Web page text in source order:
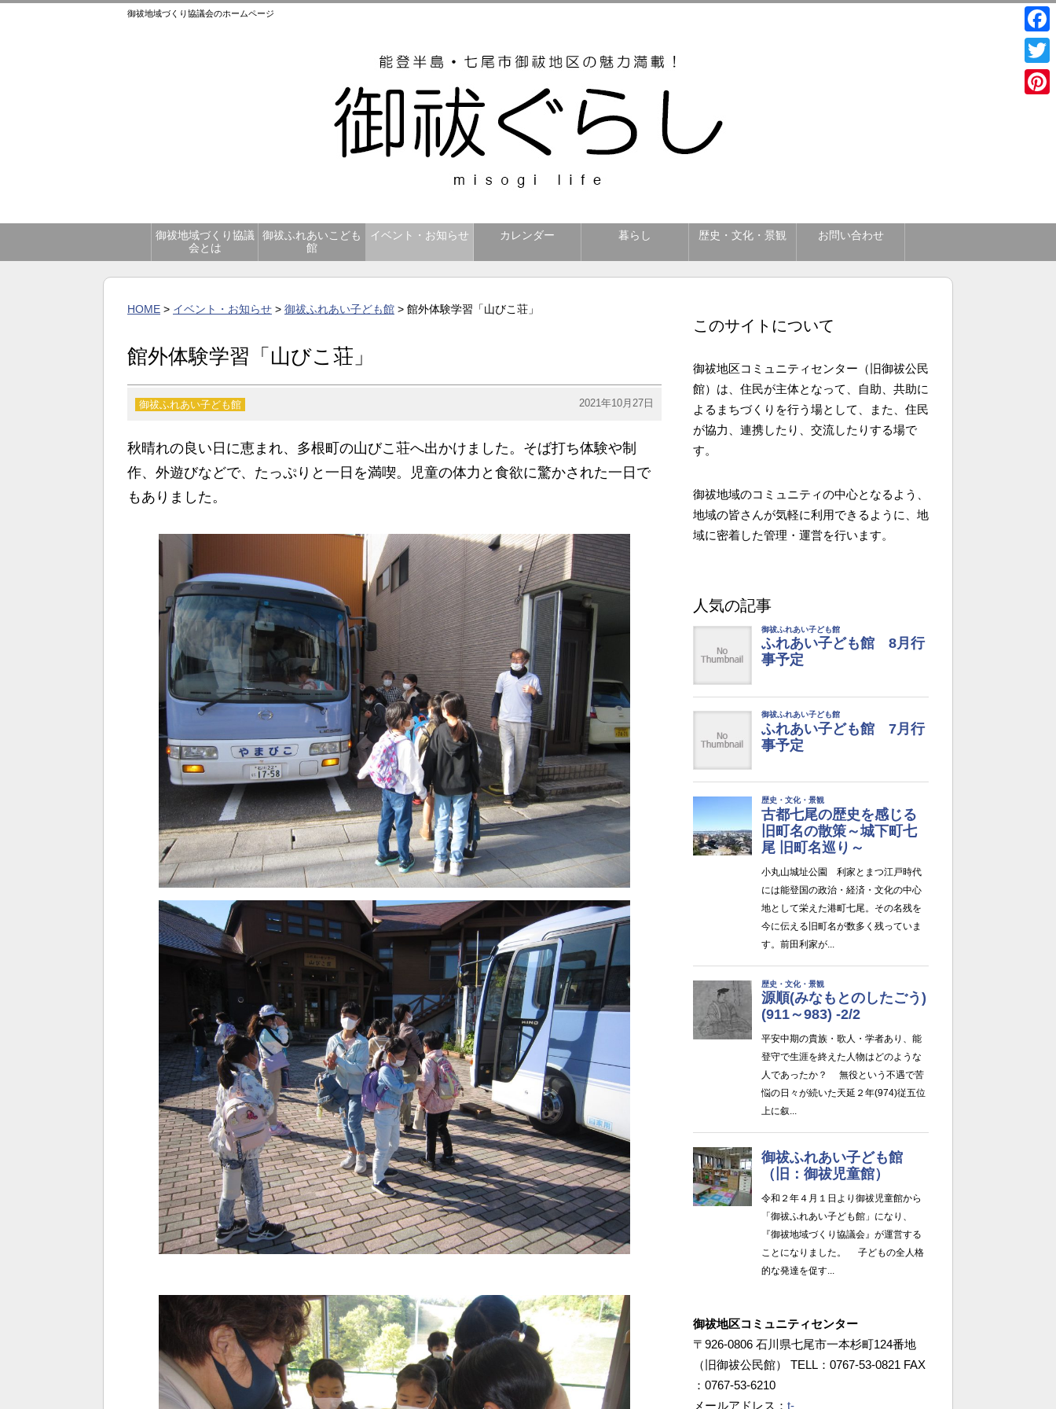
御祓地域づくり協議会のホームページ
御祓地域づくり協議
会とは
御祓ふれあいこども
館
イベント・お知らせ カレンダー 暮らし 歴史・文化・景観 お問い合わせ
HOME > イベント・お知らせ > 御祓ふれあい子ども館 > 館外体験学習「山びこ荘」
館外体験学習「山びこ荘」
御祓ふれあい子ども館 2021年10月27日
秋晴れの良い日に恵まれ、多根町の山びこ荘へ出かけました。そば打ち体験や制
作、外遊びなどで、たっぷりと一日を満喫。児童の体力と食欲に驚かされた一日で
もありました。
このサイトについて
御祓地区コミュニティセンター（旧御祓公民
館）は、住民が主体となって、自助、共助に
よるまちづくりを行う場として、また、住民
が協力、連携したり、交流したりする場で
す。
御祓地域のコミュニティの中心となるよう、
地域の皆さんが気軽に利用できるように、地
域に密着した管理・運営を行います。
人気の記事
御祓地区コミュニティセンター
〒926-0806 石川県七尾市一本杉町124番地
（旧御祓公民館） TELL：0767-53-0821 FAX
：0767-53-6210
メールアドレス： t-